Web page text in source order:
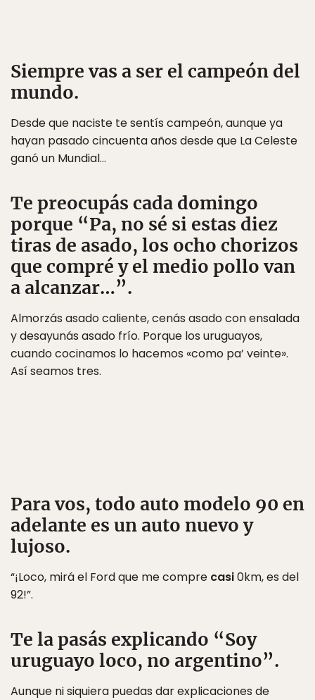
Siempre vas a ser el campeón del
mundo.
Desde que naciste te sentís campeón, aunque ya
hayan pasado cincuenta años desde que La Celeste
ganó un Mundial…
Te preocupás cada domingo
porque “Pa, no sé si estas diez
tiras de asado, los ocho chorizos
que compré y el medio pollo van
a alcanzar…”.
Almorzás asado caliente, cenás asado con ensalada
y desayunás asado frío. Porque los uruguayos,
cuando cocinamos lo hacemos «como pa’ veinte».
Así seamos tres.
Para vos, todo auto modelo 90 en
adelante es un auto nuevo y
lujoso.
“¡Loco, mirá el Ford que me compre casi0km, es del
92!”.
Te la pasás explicando “Soy
uruguayo loco, no argentino”.
Aunque ni siquiera puedas dar explicaciones de